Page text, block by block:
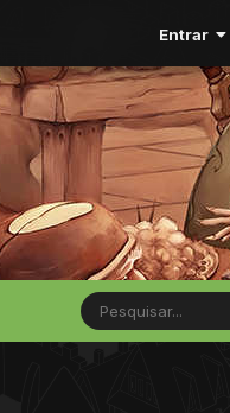
Entrar